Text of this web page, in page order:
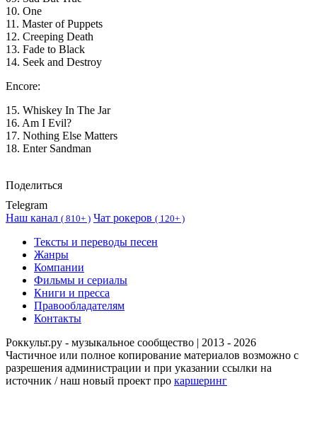
10. One
11. Master of Puppets
12. Creeping Death
13. Fade to Black
14. Seek and Destroy
Encore:
15. Whiskey In The Jar
16. Am I Evil?
17. Nothing Else Matters
18. Enter Sandman
Поделиться
Telegram
Наш канал ( 810+ ) Чат рокеров ( 120+ )
Тексты и переводы песен
Жанры
Компании
Фильмы и сериалы
Книги и пресса
Правообладателям
Контакты
Роккульт.ру - музыкальное сообщество | 2013 - 2026
Частичное или полное копирование материалов возможно с
разрешения администрации и при указании ссылки на
источник / наш новый проект про каршеринг